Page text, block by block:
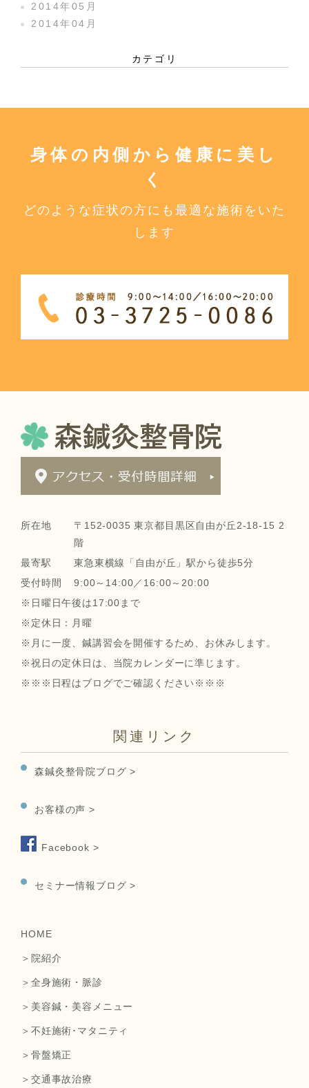
2014年05月
2014年04月
カテゴリ
身体の内側から健康に美し
く
どのような症状の方にも最適な施術をいた
します
所在地
〒152-0035 東京都目黒区自由が丘2-18-15 2
階
最寄駅
東急東横線「自由が丘」駅から徒歩5分
受付時間
9:00～14:00／16:00～20:00
※日曜日午後は17:00まで
※定休日：月曜
※月に一度、鍼講習会を開催するため、お休みします。
※祝日の定休日は、当院カレンダーに準じます。
※※※日程はブログでご確認ください※※※
関連リンク
森鍼灸整骨院ブログ >
お客様の声 >
Facebook >
セミナー情報ブログ >
HOME
＞院紹介
＞全身施術・脈診
＞美容鍼・美容メニュー
＞不妊施術･マタニティ
＞骨盤矯正
＞交通事故治療